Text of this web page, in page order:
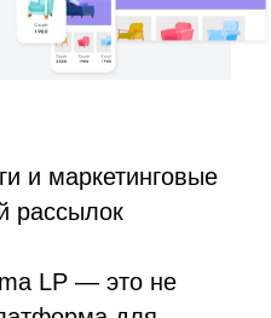
и маркетинговые
рассылок
LP — это не